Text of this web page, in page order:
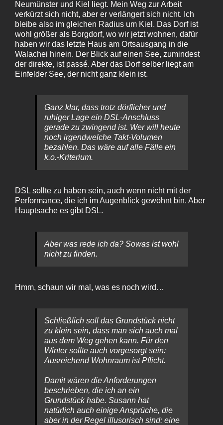
Neumünster und Kiel liegt. Mein Weg zur Arbeit
verkürzt sich nicht, aber er verlängert sich nicht. Ich
bleibe also im gleichen Radius um Kiel. Das Dorf ist
wohl größer als Borgdorf, wo wir jetzt wohnen, dafür
haben wir das letzte Haus am Ortsausgang in die
Walachei hinein. Der Blick auf einen See, zumindest
der direkte, ist passé. Aber das Dorf selber liegt am
Einfelder See, der nicht ganz klein ist.
Ganz klar, dass trotz dörflicher und
ruhiger Lage ein DSL-Anschluss
gerade zu zwingend ist. Wer will heute
noch irgendwelche Takt-Volumen
bezahlen. Das wäre auf alle Fälle ein
k.o.-Kriterium.
DSL sollte zu haben sein, auch wenn nicht mit der
Performance, die ich im Augenblick gewöhnt bin. Aber
Hauptsache es gibt DSL.
Aber was rede ich da? Sowas ist wohl
nicht zu finden.
Hmm, schaun wir mal, was es noch wird…
Schließlich soll das Grundstück nicht
zu klein sein, dass man sich auch mal
aus dem Weg gehen kann. Für den
Winter sollte auch vorgesorgt sein:
Ausreichend Wohnraum ist Pflicht.
Damit wären die Anforderungen
beschrieben, die ich an ein
Grundstück habe. Susann hat
natürlich auch einige Ansprüche, die
aber in der Regel illusorisch sind: eine